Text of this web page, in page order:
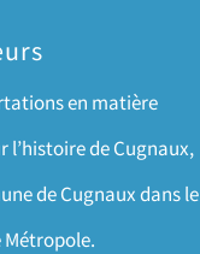
en matière
l’histoire de Cugnaux,
de Cugnaux dans le
Métropole.